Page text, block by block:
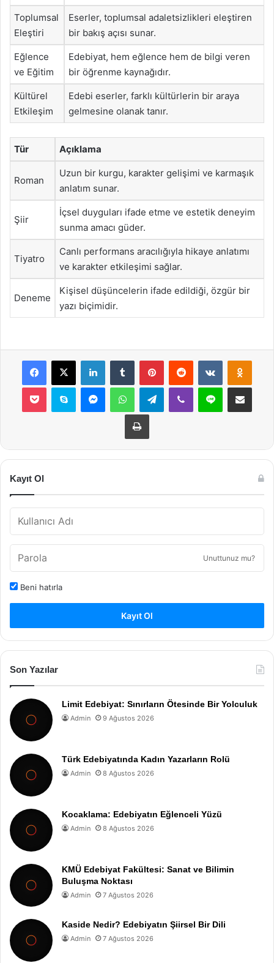
Toplumsal
Eleştiri
Eserler, toplumsal adaletsizlikleri eleştiren
bir bakış açısı sunar.
Eğlence
ve Eğitim
Edebiyat, hem eğlence hem de bilgi veren
bir öğrenme kaynağıdır.
Kültürel
Etkileşim
Edebi eserler, farklı kültürlerin bir araya
gelmesine olanak tanır.
Tür Açıklama
Roman
Uzun bir kurgu, karakter gelişimi ve karmaşık
anlatım sunar.
Şiir
İçsel duyguları ifade etme ve estetik deneyim
sunma amacı güder.
Tiyatro
Canlı performans aracılığıyla hikaye anlatımı
ve karakter etkileşimi sağlar.
Deneme
Kişisel düşüncelerin ifade edildiği, özgür bir
yazı biçimidir.
Facebook
X LinkedInTumblr PinterestReddit VKontakte
Pocket Skype MessengerWhatsAppTelegramViber Line E-Posta ile
Yazdır
Kayıt Ol
Unuttunuz mu?
Beni hatırla
Kayıt Ol
Son Yazılar
Limit Edebiyat: Sınırların Ötesinde Bir Yolculuk
Admin 9 Ağustos 2026
Türk Edebiyatında Kadın Yazarların Rolü
Admin 8 Ağustos 2026
Kocaklama: Edebiyatın Eğlenceli Yüzü
Admin 8 Ağustos 2026
KMÜ Edebiyat Fakültesi: Sanat ve Bilimin
Buluşma Noktası
Admin 7 Ağustos 2026
Kaside Nedir? Edebiyatın Şiirsel Bir Dili
Admin 7 Ağustos 2026